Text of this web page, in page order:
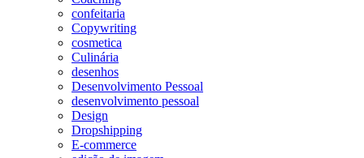
confeitaria
Copywriting
cosmetica
Culinária
desenhos
Desenvolvimento Pessoal
desenvolvimento pessoal
Design
Dropshipping
E-commerce